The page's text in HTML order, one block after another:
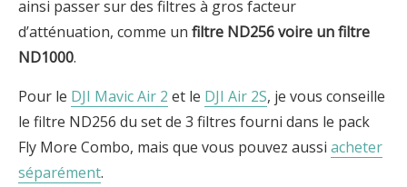
ainsi passer sur des filtres à gros facteur
d’atténuation, comme un filtre ND256 voire un filtre
ND1000.
Pour le DJI Mavic Air 2 et le DJI Air 2S, je vous conseille
le filtre ND256 du set de 3 filtres fourni dans le pack
Fly More Combo, mais que vous pouvez aussi acheter
séparément.